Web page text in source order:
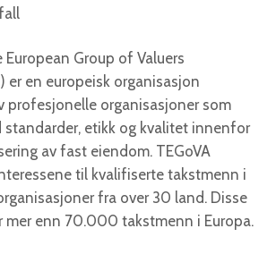
European Group of Valuers
er en europeisk organisasjon
profesjonelle organisasjoner som
standarder, etikk og kvalitet innenfor
av fast eiendom. TEGoVA
til kvalifiserte takstmenn i
fra over 30 land. Disse
mer enn 70.000 takstmenn i Europa.